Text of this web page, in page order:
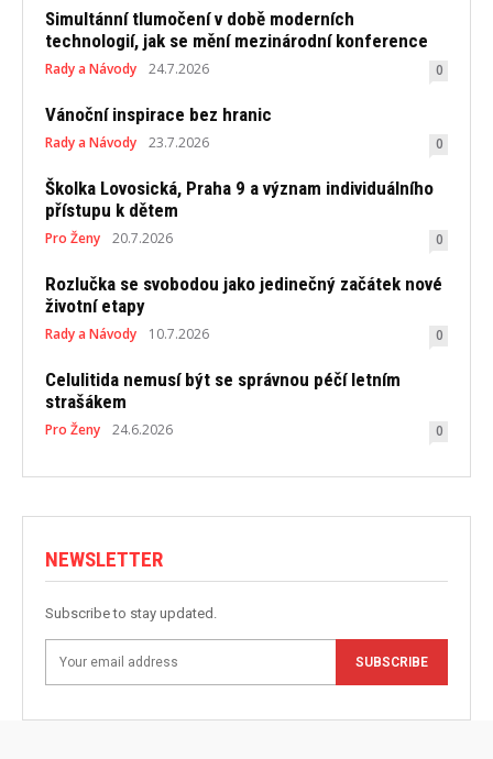
Simultánní tlumočení v době moderních
technologií, jak se mění mezinárodní konference
Rady a Návody 24.7.2026 0
Vánoční inspirace bez hranic
Rady a Návody 23.7.2026 0
Školka Lovosická, Praha 9 a význam individuálního
přístupu k dětem
Pro Ženy 20.7.2026 0
Rozlučka se svobodou jako jedinečný začátek nové
životní etapy
Rady a Návody 10.7.2026 0
Celulitida nemusí být se správnou péčí letním
strašákem
Pro Ženy 24.6.2026 0
NEWSLETTER
Subscribe to stay updated.
SUBSCRIBE